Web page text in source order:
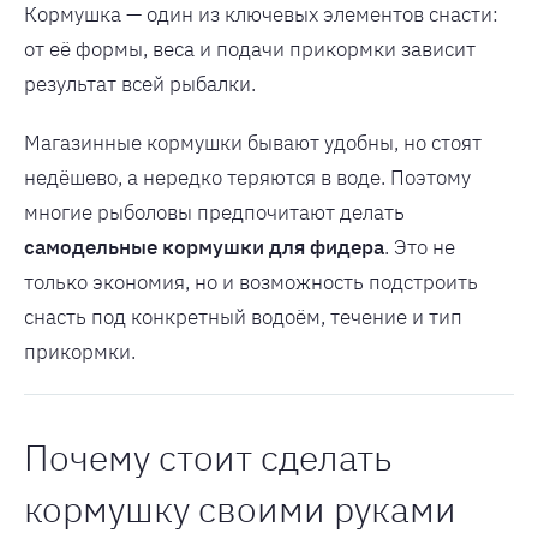
Кормушка — один из ключевых элементов снасти:
от её формы, веса и подачи прикормки зависит
результат всей рыбалки.
Магазинные кормушки бывают удобны, но стоят
недёшево, а нередко теряются в воде. Поэтому
многие рыболовы предпочитают делать
самодельные кормушки для фидера. Это не
только экономия, но и возможность подстроить
снасть под конкретный водоём, течение и тип
прикормки.
Почему стоит сделать
кормушку своими руками